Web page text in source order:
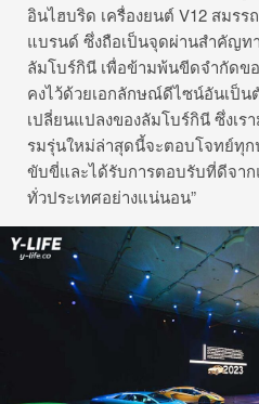
อินไฮบริด เครื่องยนต์ V12 สมรร
แบรนด์ ซึ่งถือเป็นจุดผ่านสำคัญท
ลัมโบร์กินี เพื่อข้ามพ้นขีดจำกัดข
คงไว้ด้วยเอกลักษณ์ดีไซน์อันเป็น
เปลี่ยนแปลงของลัมโบร์กินี ซึ่งเร
รมรุ่นใหม่ล่าสุดนี้จะตอบโจทย์ทุ
ขับขี่และได้รับการตอบรับที่ดีจา
ทั่วประเทศอย่างแน่นอน”